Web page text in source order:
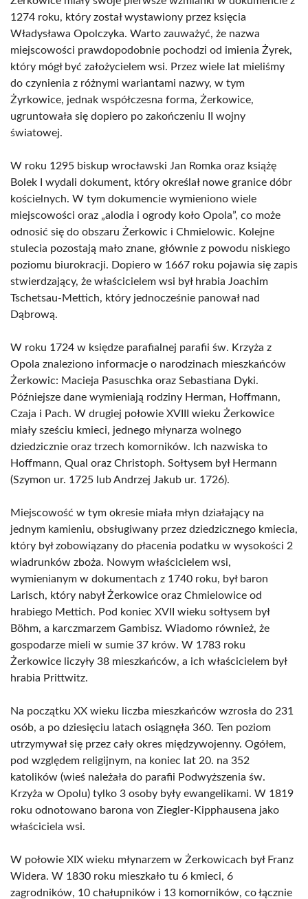
1274 roku, który został wystawiony przez księcia
Władysława Opolczyka. Warto zauważyć, że nazwa
miejscowości prawdopodobnie pochodzi od imienia Żyrek,
który mógł być założycielem wsi. Przez wiele lat mieliśmy
do czynienia z różnymi wariantami nazwy, w tym
Żyrkowice, jednak współczesna forma, Żerkowice,
ugruntowała się dopiero po zakończeniu II wojny
światowej.
W roku 1295 biskup wrocławski Jan Romka oraz książę
Bolek I wydali dokument, który określał nowe granice dóbr
kościelnych. W tym dokumencie wymieniono wiele
miejscowości oraz „alodia i ogrody koło Opola”, co może
odnosić się do obszaru Żerkowic i Chmielowic. Kolejne
stulecia pozostają mało znane, głównie z powodu niskiego
poziomu biurokracji. Dopiero w 1667 roku pojawia się zapis
stwierdzający, że właścicielem wsi był hrabia Joachim
Tschetsau-Mettich, który jednocześnie panował nad
Dąbrową.
W roku 1724 w księdze parafialnej parafii św. Krzyża z
Opola znaleziono informacje o narodzinach mieszkańców
Żerkowic: Macieja Pasuschka oraz Sebastiana Dyki.
Późniejsze dane wymieniają rodziny Herman, Hoffmann,
Czaja i Pach. W drugiej połowie XVIII wieku Żerkowice
miały sześciu kmieci, jednego młynarza wolnego
dziedzicznie oraz trzech komorników. Ich nazwiska to
Hoffmann, Qual oraz Christoph. Sołtysem był Hermann
(Szymon ur. 1725 lub Andrzej Jakub ur. 1726).
Miejscowość w tym okresie miała młyn działający na
jednym kamieniu, obsługiwany przez dziedzicznego kmiecia,
który był zobowiązany do płacenia podatku w wysokości 2
wiadrunków zboża. Nowym właścicielem wsi,
wymienianym w dokumentach z 1740 roku, był baron
Larisch, który nabył Żerkowice oraz Chmielowice od
hrabiego Mettich. Pod koniec XVII wieku sołtysem był
Böhm, a karczmarzem Gambisz. Wiadomo również, że
gospodarze mieli w sumie 37 krów. W 1783 roku
Żerkowice liczyły 38 mieszkańców, a ich właścicielem był
hrabia Prittwitz.
Na początku XX wieku liczba mieszkańców wzrosła do 231
osób, a po dziesięciu latach osiągnęła 360. Ten poziom
utrzymywał się przez cały okres międzywojenny. Ogółem,
pod względem religijnym, na koniec lat 20. na 352
katolików (wieś należała do parafii Podwyższenia św.
Krzyża w Opolu) tylko 3 osoby były ewangelikami. W 1819
roku odnotowano barona von Ziegler-Kipphausena jako
właściciela wsi.
W połowie XIX wieku młynarzem w Żerkowicach był Franz
Widera. W 1830 roku mieszkało tu 6 kmieci, 6
zagrodników, 10 chałupników i 13 komorników, co łącznie